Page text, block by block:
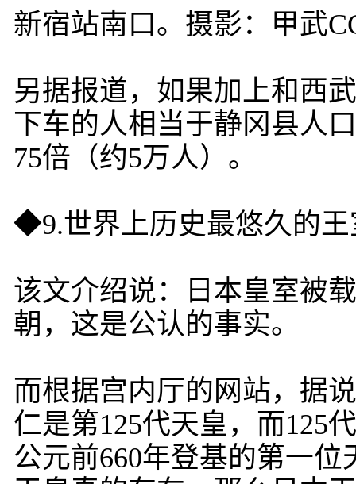
新宿站南口。摄影：甲武
另据报道，如果加上和西
下车的人相当于静冈县人
75倍（约5万人）。
◆9.世界上历史最悠久的王
该文介绍说：日本皇室被
朝，这是公认的事实。
而根据宫内厅的网站，据
仁是第125代天皇，而125
公元前660年登基的第一